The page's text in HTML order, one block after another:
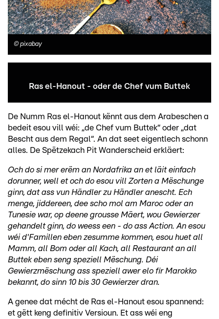
© pixabay
Ras el-Hanout - oder de Chef vum Buttek
De Numm Ras el-Hanout kënnt aus dem Arabeschen a
bedeit esou vill wéi: „de Chef vum Buttek“ oder „dat
Bescht aus dem Regal“. An dat seet eigentlech schonn
alles. De Spëtzekach Pit Wanderscheid erkläert:
Och do si mer erëm an Nordafrika an et läit einfach
dorunner, well et och do esou vill Zorten a Mëschunge
ginn, dat ass vun Händler zu Händler anescht. Ech
menge, jiddereen, dee scho mol am Maroc oder an
Tunesie war, op deene grousse Mäert, wou Gewierzer
gehandelt ginn, do weess een - do ass Action. An esou
wéi d'Famillen eben zesumme kommen, esou huet all
Mamm, all Bom oder all Kach, all Restaurant an all
Buttek eben seng speziell Mëschung. Déi
Gewierzmëschung ass speziell awer elo fir Marokko
bekannt, do sinn 10 bis 30 Gewierzer dran.
A genee dat mécht de Ras el-Hanout esou spannend:
et gëtt keng definitiv Versioun. Et ass wéi eng